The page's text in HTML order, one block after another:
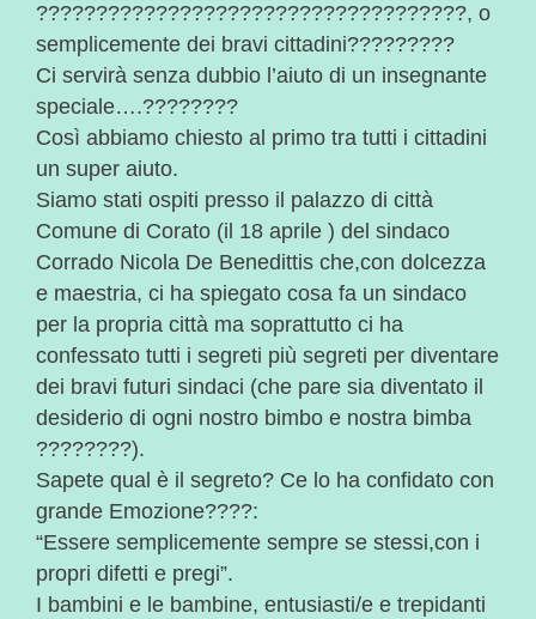
????????????????????????????????????, o
semplicemente dei bravi cittadini?????????
Ci servirà senza dubbio l’aiuto di un insegnante
speciale….????????
Così abbiamo chiesto al primo tra tutti i cittadini
un super aiuto.
Siamo stati ospiti presso il palazzo di città
Comune di Corato (il 18 aprile ) del sindaco
Corrado Nicola De Benedittis che,con dolcezza
e maestria, ci ha spiegato cosa fa un sindaco
per la propria città ma soprattutto ci ha
confessato tutti i segreti più segreti per diventare
dei bravi futuri sindaci (che pare sia diventato il
desiderio di ogni nostro bimbo e nostra bimba
????????).
Sapete qual è il segreto? Ce lo ha confidato con
grande Emozione????:
“Essere semplicemente sempre se stessi,con i
propri difetti e pregi”.
I bambini e le bambine, entusiasti/e e trepidanti